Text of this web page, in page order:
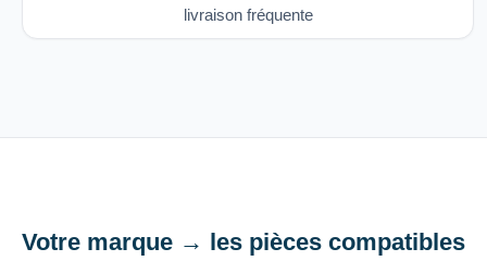
livraison fréquente
Votre marque → les pièces compatibles